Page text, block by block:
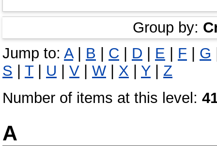
Group by:
Jump to: A| B | C | D | E | F | G
S | T| U | V | W | X | Y | Z
Number of items at this level:
A